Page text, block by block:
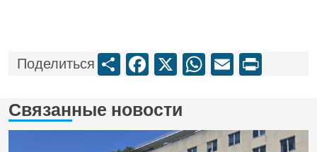
ПоделитьсяShareFacebook
X WhatsApp
Email
Print
Связанные новости